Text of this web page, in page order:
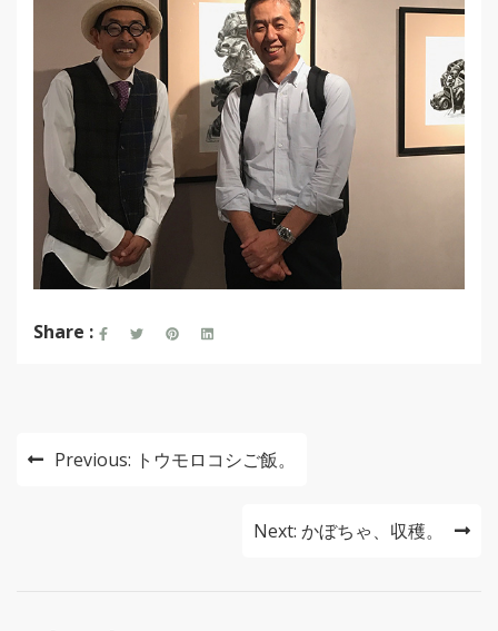
Share :
投 Previous: トウモロコシご飯。
Next: かぼちゃ、収穫。